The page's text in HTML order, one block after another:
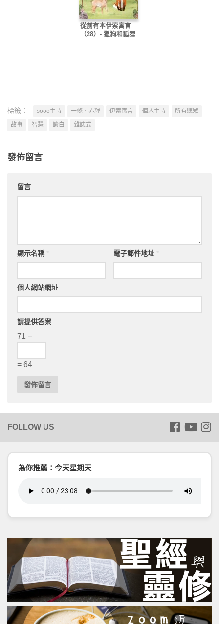
從前有本伊索寓言
（28）- 獵狗和狐狸
標籤： sooo主持 一條．赤輝 伊索寓言 個人主持
所有聽眾
故事
智慧 讀白 雜誌式
發佈留言
留言
顯示名稱 電子郵件地址
個人網站網址
請提供答案
71 −
= 64
為你推薦：今天星期天